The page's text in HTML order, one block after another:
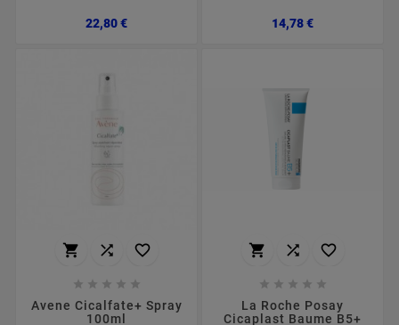
22,80 €Preço 14,78 €Preço
  
    
Avene Cicalfate+ Spray
100ml
  
    
La Roche Posay
Cicaplast Baume B5+